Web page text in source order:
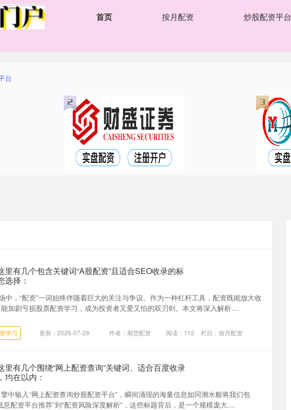
首页 按月配资 炒股配资平台
台
里有几个包含关键词“A股配资”且适合SEO收录的标
选择：
中，“配资”一词始终伴随着巨大的关注与争议。作为一种杠杆工具，配资既能放大收
加剧亏损股票配资学习，成为投资者又爱又怕的双刃剑。本文将深入解析....
学习 更新：2026-07-29 作者：期货配资 阅读： 112 栏目： 按月配资
里有几个围绕“网上配资查询”关键词、适合百度收录
均在以内：
中输入“网上配资查询炒股配资平台”，瞬间涌现的海量信息如同潮水般将我们包
息配资平台推荐”到“配资风险深度解析”，这些标题背后，是一个规模庞大....